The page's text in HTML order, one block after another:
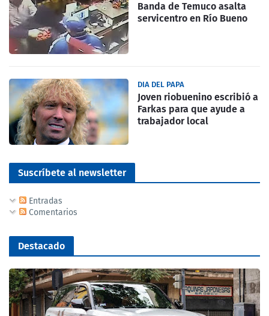
Banda de Temuco asalta
servicentro en Río Bueno
DIA DEL PAPA
Joven riobuenino escribió a
Farkas para que ayude a
trabajador local
Suscríbete al newsletter
Entradas
Comentarios
Destacado